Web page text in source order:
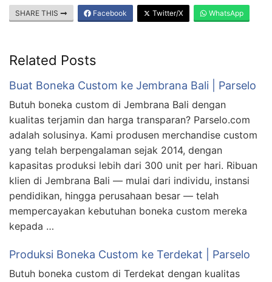
SHARE THIS Facebook Twitter/X WhatsApp
Related Posts
Buat Boneka Custom ke Jembrana Bali | Parselo
Butuh boneka custom di Jembrana Bali dengan
kualitas terjamin dan harga transparan? Parselo.com
adalah solusinya. Kami produsen merchandise custom
yang telah berpengalaman sejak 2014, dengan
kapasitas produksi lebih dari 300 unit per hari. Ribuan
klien di Jembrana Bali — mulai dari individu, instansi
pendidikan, hingga perusahaan besar — telah
mempercayakan kebutuhan boneka custom mereka
kepada …
Produksi Boneka Custom ke Terdekat | Parselo
Butuh boneka custom di Terdekat dengan kualitas